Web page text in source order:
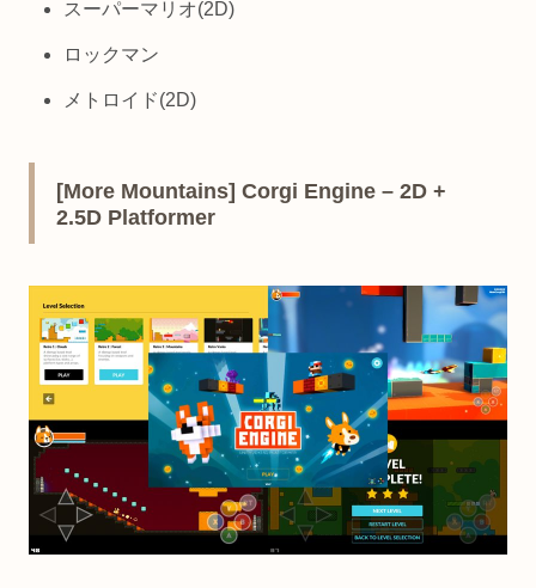
スーパーマリオ(2D)
ロックマン
メトロイド(2D)
[More Mountains] Corgi Engine – 2D +
2.5D Platformer